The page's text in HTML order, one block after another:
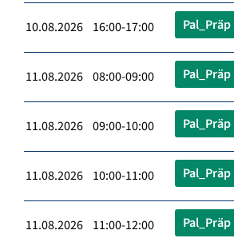
10.08.2026 16:00-17:00 Pal_Präp
11.08.2026 08:00-09:00 Pal_Präp
11.08.2026 09:00-10:00 Pal_Präp
11.08.2026 10:00-11:00 Pal_Präp
11.08.2026 11:00-12:00 Pal_Präp